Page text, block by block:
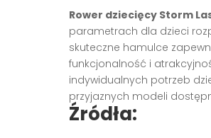
Rower dziecięcy Storm
parametrach dla dzieci
skuteczne hamulce
funkcjonalność i
indywidualnych potrzeb
przyjaznych modeli
Źródła: